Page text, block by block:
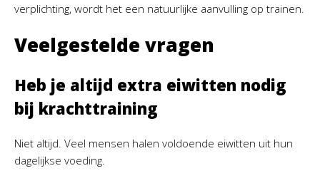
verplichting, wordt het een natuurlijke aanvulling op trainen.
Veelgestelde vragen
Heb je altijd extra eiwitten nodig
bij krachttraining
Niet altijd. Veel mensen halen voldoende eiwitten uit hun
dagelijkse voeding.